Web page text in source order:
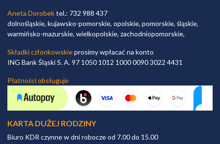
Aneta Dorobektel.: 732 988 437
dolnośląskie, kujawsko-pomorskie, opolskie, pomorskie, śląskie,
warmińsko-mazurskie, wielkopolskie, zachodniopomorskie,
Składki członkowskieprosimy wpłacać na konto
ING Bank Śląski S. A. 97 1050 1012 1000 0090 3022 4431
Płatności obsługuje
KARTA DUŻEJ RODZINY
Biuro KDR czynne w dni robocze od 7.00 do 15.00